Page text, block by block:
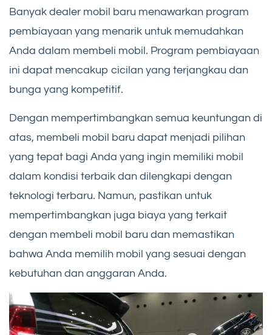
Banyak dealer mobil baru menawarkan program
pembiayaan yang menarik untuk memudahkan
Anda dalam membeli mobil. Program pembiayaan
ini dapat mencakup cicilan yang terjangkau dan
bunga yang kompetitif.
Dengan mempertimbangkan semua keuntungan di
atas, membeli mobil baru dapat menjadi pilihan
yang tepat bagi Anda yang ingin memiliki mobil
dalam kondisi terbaik dan dilengkapi dengan
teknologi terbaru. Namun, pastikan untuk
mempertimbangkan juga biaya yang terkait
dengan membeli mobil baru dan memastikan
bahwa Anda memilih mobil yang sesuai dengan
kebutuhan dan anggaran Anda.